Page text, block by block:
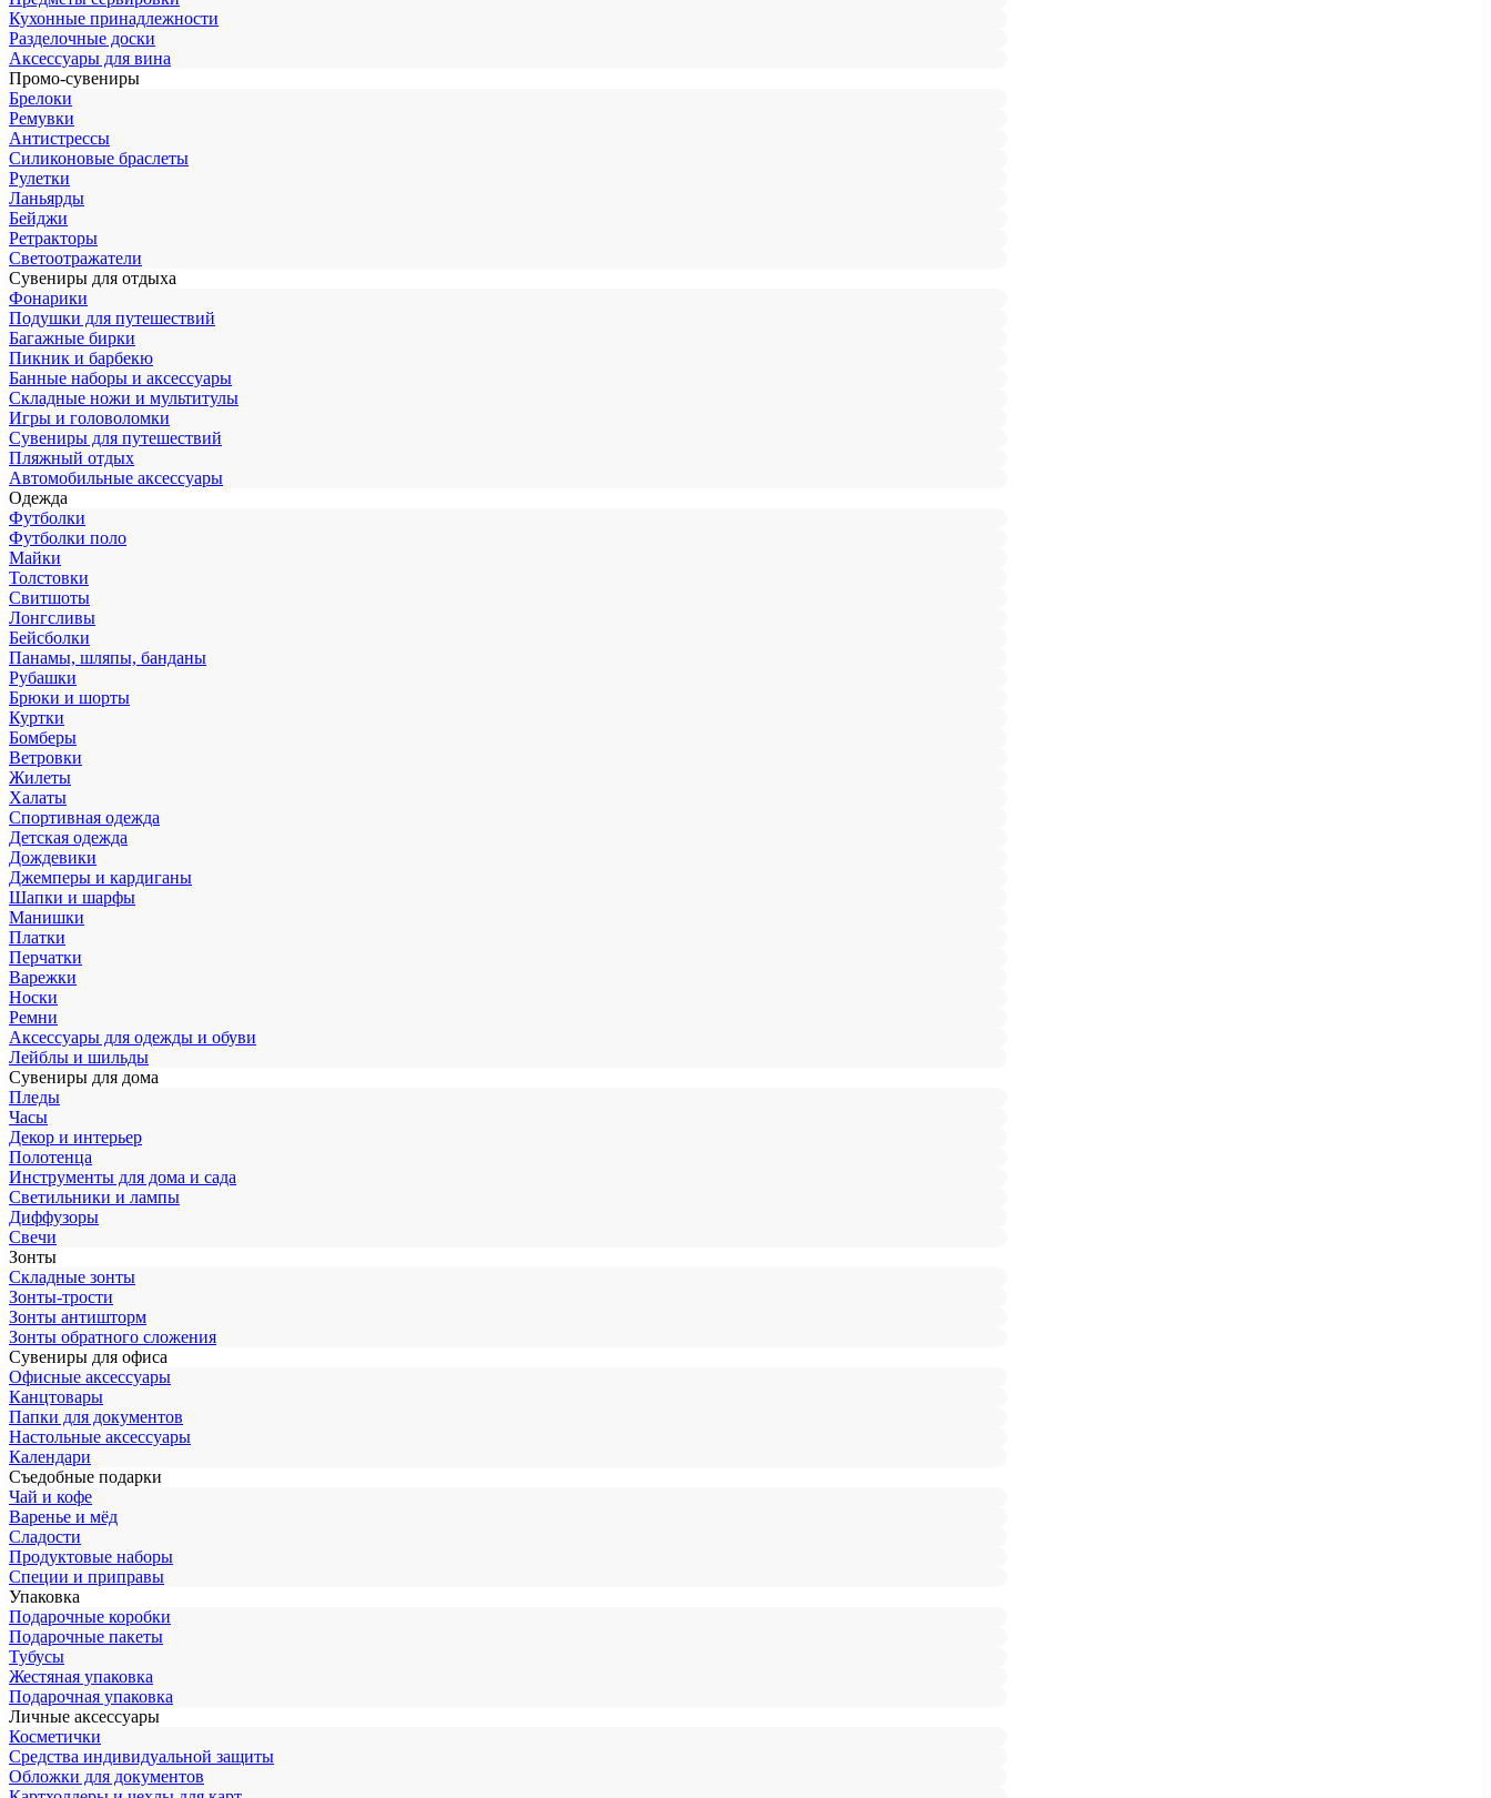
Кухонные принадлежности
Разделочные доски
Аксессуары для вина
Промо-сувениры
Брелоки
Ремувки
Антистрессы
Силиконовые браслеты
Рулетки
Ланьярды
Бейджи
Ретракторы
Светоотражатели
Сувениры для отдыха
Фонарики
Подушки для путешествий
Багажные бирки
Пикник и барбекю
Банные наборы и аксессуары
Складные ножи и мультитулы
Игры и головоломки
Сувениры для путешествий
Пляжный отдых
Автомобильные аксессуары
Одежда
Футболки
Футболки поло
Майки
Толстовки
Свитшоты
Лонгсливы
Бейсболки
Панамы, шляпы, банданы
Рубашки
Брюки и шорты
Куртки
Бомберы
Ветровки
Жилеты
Халаты
Спортивная одежда
Детская одежда
Дождевики
Джемперы и кардиганы
Шапки и шарфы
Манишки
Платки
Перчатки
Варежки
Носки
Ремни
Аксессуары для одежды и обуви
Лейблы и шильды
Сувениры для дома
Пледы
Часы
Декор и интерьер
Полотенца
Инструменты для дома и сада
Светильники и лампы
Диффузоры
Свечи
Зонты
Складные зонты
Зонты-трости
Зонты антишторм
Зонты обратного сложения
Сувениры для офиса
Офисные аксессуары
Канцтовары
Папки для документов
Настольные аксессуары
Календари
Съедобные подарки
Чай и кофе
Варенье и мёд
Сладости
Продуктовые наборы
Специи и приправы
Упаковка
Подарочные коробки
Подарочные пакеты
Тубусы
Жестяная упаковка
Подарочная упаковка
Личные аксессуары
Косметички
Средства индивидуальной защиты
Обложки для документов